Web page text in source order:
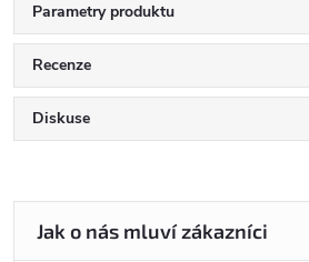
Parametry produktu
Recenze
Diskuse